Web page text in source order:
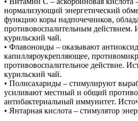
нормализующий энергетический
функцию коры надпочечников,
противовоспалительным
курильский чай.
• Флавоноиды – оказывают
капилляроукрепляющее,
противовоспалительное действие.
курильский чай.
• Полисахариды – стимулируют
усиливают местный и общий
антибактериальный иммунитет.
• Янтарная кислота – стимулятор